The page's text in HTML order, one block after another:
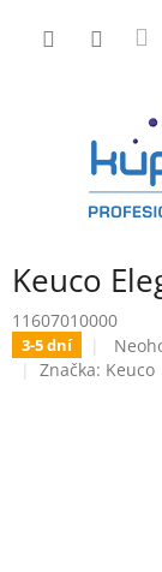
Keuco
11607010000
3-5 dní
Značka: Keuco